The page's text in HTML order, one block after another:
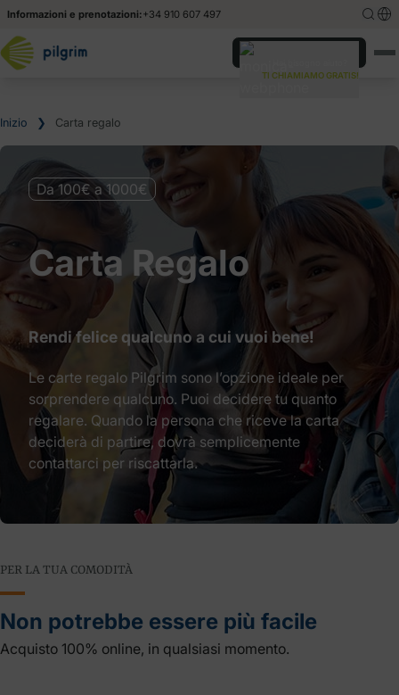
Informazioni e prenotazioni:+34 910 607 497
Español
Español
TI CHIAMIAMO GRATIS!
Inizio ❯ Carta regalo
Da 100€ a 1000€
Carta Regalo
Rendi felice qualcuno a cui vuoi bene!
Le carte regalo Pilgrim sono l’opzione ideale per
sorprendere qualcuno. Puoi decidere tu quanto
regalare. Quando la persona che riceve la carta
deciderà di partire, dovrà semplicemente
contattarci per riscattarla.
PER LA TUA COMODITÀ
Non potrebbe essere più facile
Acquisto 100% online, in qualsiasi momento.